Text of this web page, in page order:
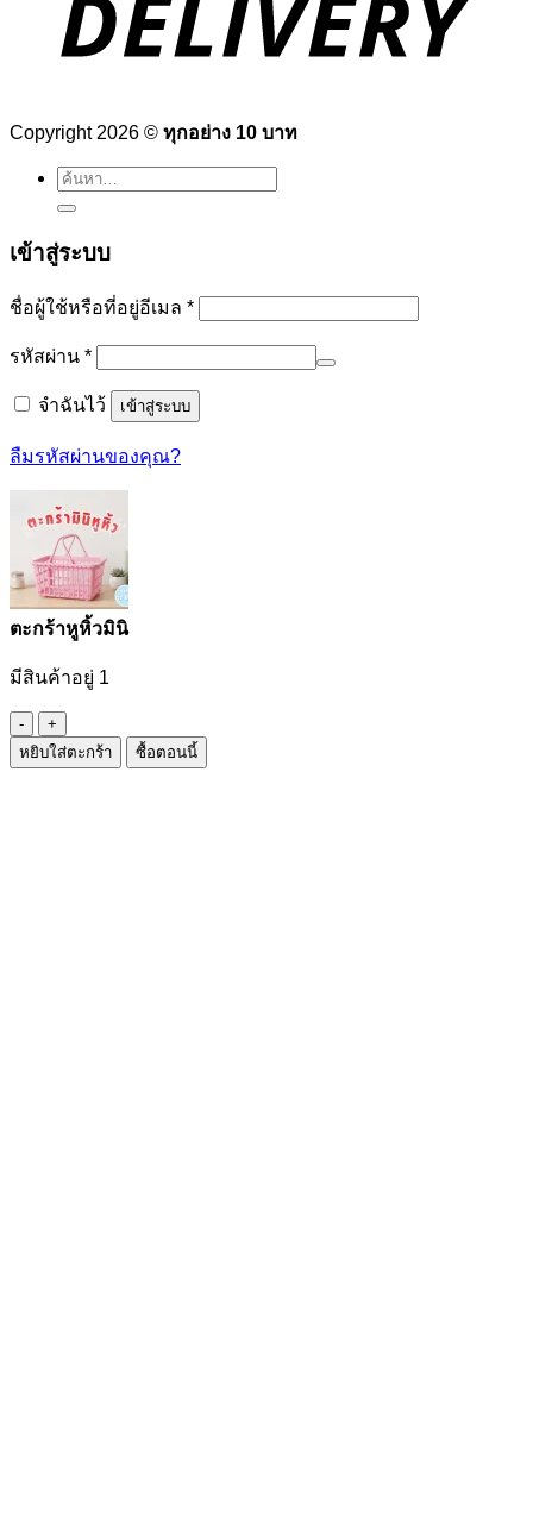
Copyright 2026 © ทุกอย่าง 10 บาท
ค้นหา:
เข้าสู่ระบบ
ชื่อผู้ใช้หรือที่อยู่อีเมล *ต้องการ
รหัสผ่าน *ต้องการ
จำฉันไว้ เข้าสู่ระบบ
ลืมรหัสผ่านของคุณ?
ตะกร้าหูหิ้วมินิ
มีสินค้าอยู่ 1
จำนวน
ตะกร้า
หยิบใส่ตะกร้า ซื้อตอนนี้